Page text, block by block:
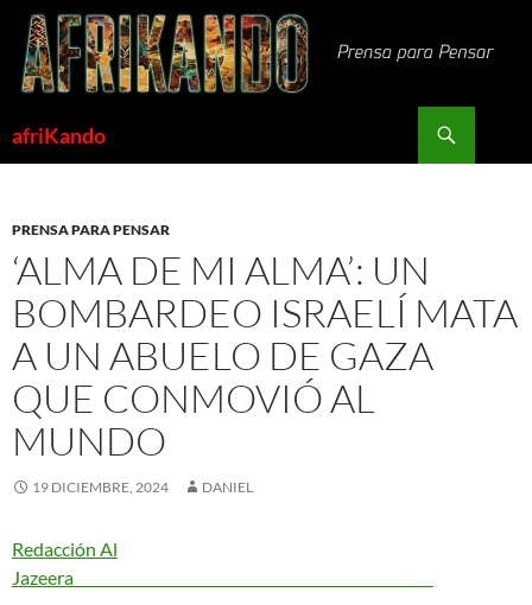
Saltar
contenido
afriKando
PRENSA PARA PENSAR
‘ALMA DE MI ALMA’: UN
BOMBARDEO ISRAELÍ MATA
A UN ABUELO DE GAZA
QUE CONMOVIÓ AL
MUNDO
19 DICIEMBRE, 2024 DANIEL
Redacción Al
Jazeera